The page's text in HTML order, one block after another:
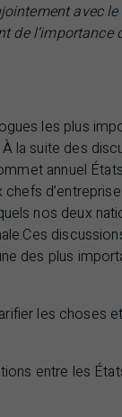
avec
de
les plus
la suite des
annuel
chefs
nos deux
des plus
les choses
entre les